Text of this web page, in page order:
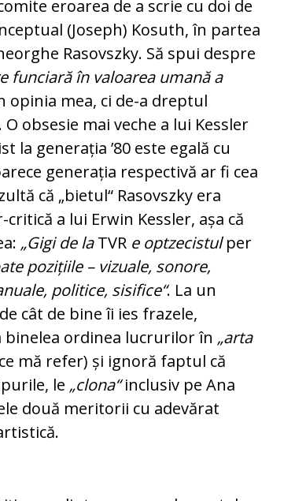
eroarea de a scrie cu doi de
(Joseph) Kosuth, în partea
Rasovszky. Să spui despre
funciară în valoarea umană a
opinia mea, ci de-a dreptul
obsesie mai veche a lui Kessler
la generația ’80 este egală cu
generația respectivă ar fi cea
că „bietul“ Rasovszky era
a lui Erwin Kessler, așa că
„Gigi de laTVR e optzecistulper
pozițiile – vizuale, sonore,
politice, sisifice“. La un
cât de bine îi ies frazele,
binelea ordinea lucrurilor în „arta
mă refer) și ignoră faptul că
le „clona“inclusiv pe Ana
două meritorii cu adevărat